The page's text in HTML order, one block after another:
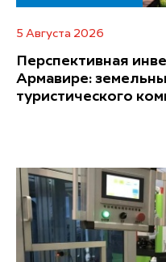
5 Августа 2026
Перспективная
Армавире:
туристического